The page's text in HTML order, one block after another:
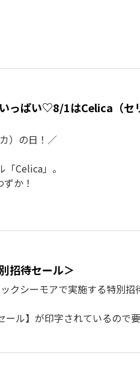
っぱい♡8/1はCelica（セ
）の日！／
Celica」。
か！
招待セール＞
クシーモアで実施する特別招
ル】が印字されているので